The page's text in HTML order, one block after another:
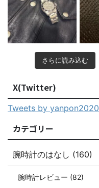
さらに読み込む
X(Twitter)
Tweets by yanpon2020
カテゴリー
腕時計のはなし (160)
腕時計レビュー (82)